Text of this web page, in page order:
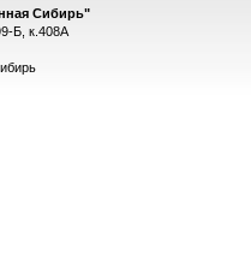
Сибирь"
Б, к.408А